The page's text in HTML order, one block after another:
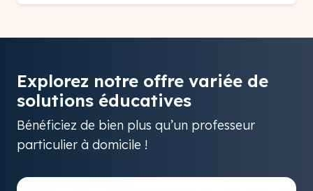
Explorez notre offre variée de
solutions éducatives
Bénéficiez de bien plus qu’un professeur
particulier à domicile !